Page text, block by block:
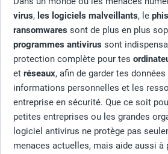
virus, les logiciels malveillants, le
ransomwares sont de plus en plus
programmes antivirus sont
protection complète pour tes
et réseaux, afin de garder tes
informations personnelles et les
entreprise en sécurité. Que ce soit
petites entreprises ou les grandes
logiciel antivirus ne protège pas
menaces actuelles, mais aide aussi à